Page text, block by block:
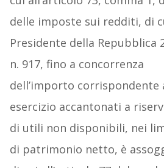
delle imposte sui redditi, di
Presidente della Repubblica
n. 917, fino a concorrenza
dell’importo
esercizio accantonati a
di utili non disponibili, nei
di patrimonio netto, è